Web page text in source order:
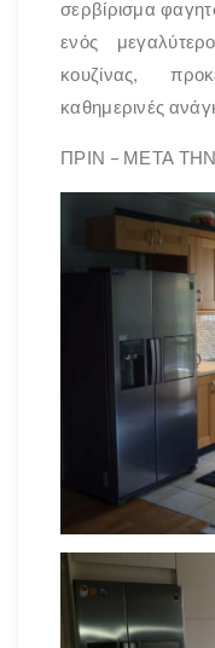
σερβίρισμα
ενός
κουζίνας,
καθημερινές
ΠΡΙΝ – ΜΕΤΑ